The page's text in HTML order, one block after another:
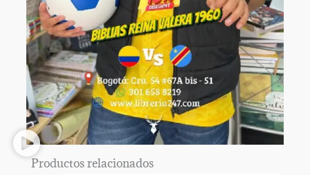
Productos relacionados